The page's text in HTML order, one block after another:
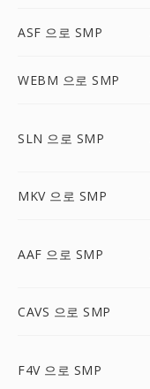
ASF 으로 SMP
WEBM 으로 SMP
SLN 으로 SMP
MKV 으로 SMP
AAF 으로 SMP
CAVS 으로 SMP
F4V 으로 SMP